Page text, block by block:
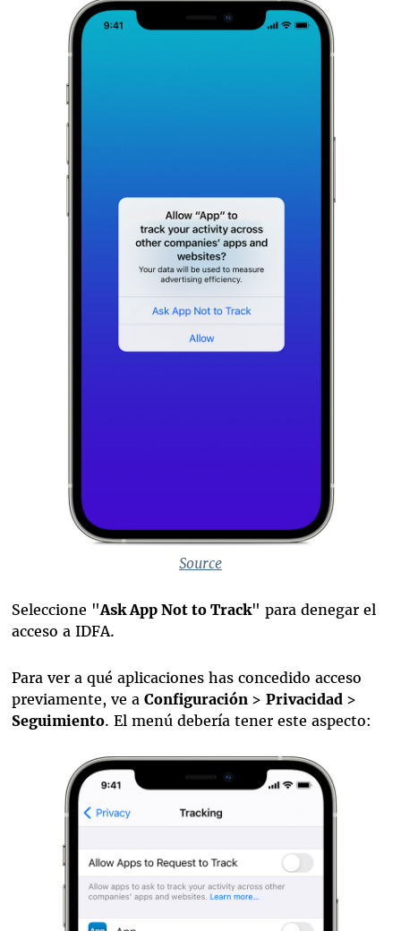
Source
Seleccione "Ask App Not to Track" para denegar el
acceso a IDFA.
Para ver a qué aplicaciones has concedido acceso
previamente, ve a Configuración > Privacidad >
Seguimiento. El menú debería tener este aspecto: